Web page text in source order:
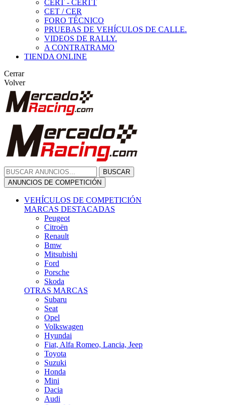
CERT - CERTT
CET / CER
FORO TÉCNICO
PRUEBAS DE VEHÍCULOS DE CALLE.
VIDEOS DE RALLY.
A CONTRATRAMO
TIENDA ONLINE
Cerrar
Volver
BUSCAR
ANUNCIOS DE COMPETICIÓN
VEHÍCULOS DE COMPETICIÓN
MARCAS DESTACADAS
Peugeot
Citroën
Renault
Bmw
Mitsubishi
Ford
Porsche
Skoda
OTRAS MARCAS
Subaru
Seat
Opel
Volkswagen
Hyundai
Fiat, Alfa Romeo, Lancia, Jeep
Toyota
Suzuki
Honda
Mini
Dacia
Audi